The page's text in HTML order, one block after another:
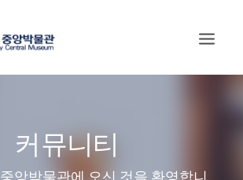
커뮤니티
앙박물관에 오신 것을 환영합니